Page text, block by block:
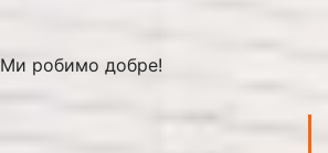
Ми робимо добре!